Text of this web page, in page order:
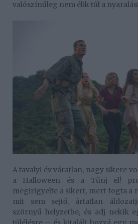
valószínűleg nem élik túl a
A tavalyi év váratlan, nagy sikere
a Halloween és a Tűnj el!
megirigyelte a sikert, mert fogta a
mit sem sejtő, ártatlan
szörnyű helyzetbe, és adj nekik